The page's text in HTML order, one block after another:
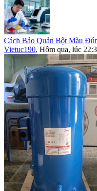
Cách Bảo Quản Bột Màu
Vietuc190, Hôm qua, lúc